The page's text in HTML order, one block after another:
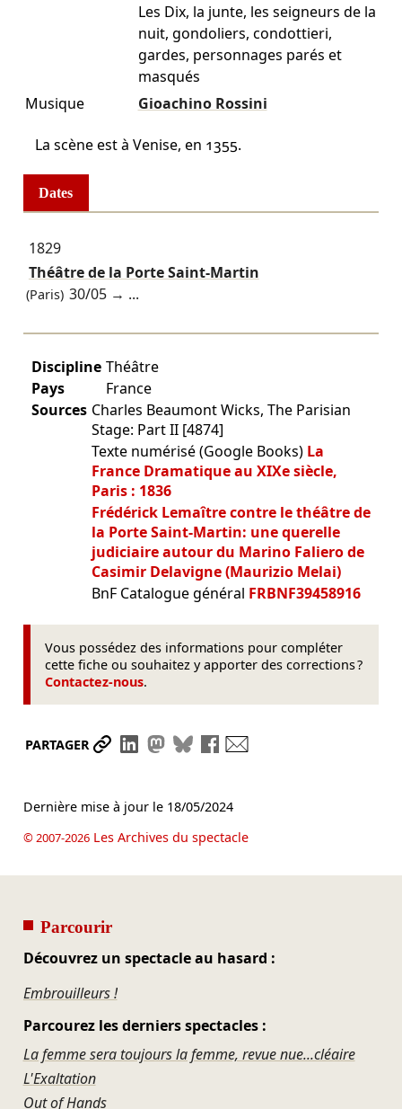
Les Dix, la junte, les seigneurs de la
nuit, gondoliers, condottieri,
gardes, personnages parés et
masqués
Musique
Gioachino Rossini
La scène est à Venise, en 1355.
Dates
1829
Théâtre de la Porte Saint-Martin
(Paris) 30/05 → ...
Discipline Théâtre
Pays
France
Sources Charles Beaumont Wicks, The Parisian
Stage: Part II [4874]
Texte numérisé (Google Books) La
France Dramatique au XIXe siècle,
Paris : 1836
Frédérick Lemaître contre le théâtre de
la Porte Saint-Martin: une querelle
judiciaire autour du Marino Faliero de
Casimir Delavigne (Maurizio Melai)
BnF Catalogue général FRBNF39458916
Vous possédez des informations pour compléter
cette fiche ou souhaitez y apporter des corrections ?
Contactez-nous.
PARTAGER Partager le lien
Partager sur LinkedIn
Partager sur Mastodon
Partager sur Bluesky
Partager sur Facebook
Dernière mise à jour le 18/05/2024
© 2007-2026Les Archives du spectacle
Parcourir
Découvrez un spectacle au hasard :
Embrouilleurs !
Parcourez les derniers spectacles :
La femme sera toujours la femme, revue nue...cléaire
L'Exaltation
Out of Hands